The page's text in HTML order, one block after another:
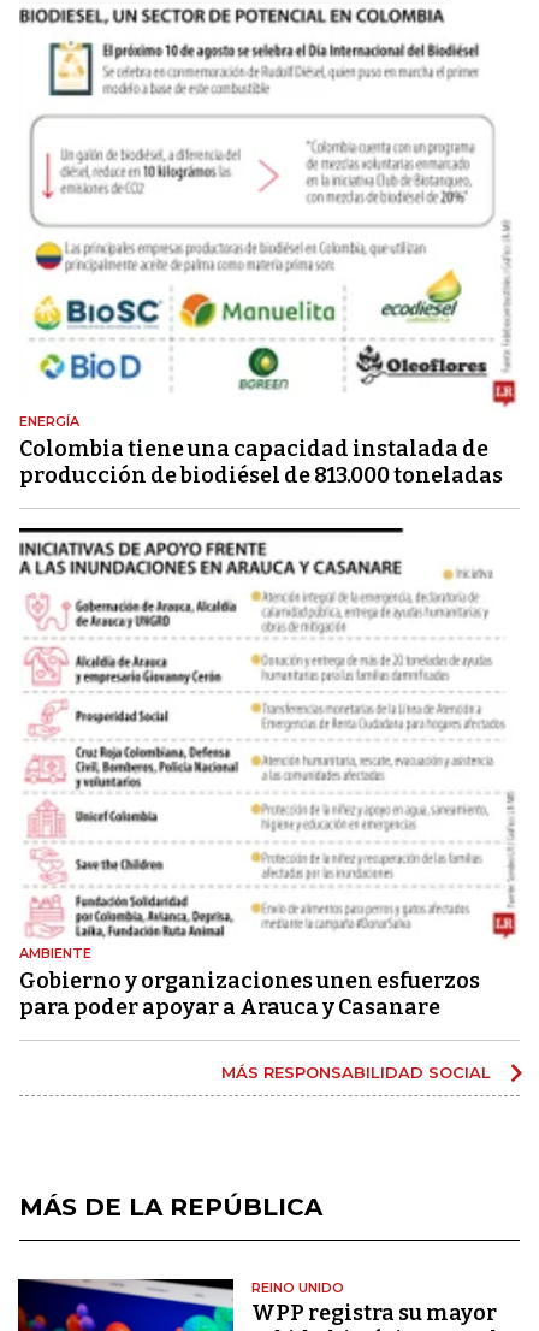
ENERGÍA
Colombia tiene una capacidad instalada de
producción de biodiésel de 813.000 toneladas
AMBIENTE
Gobierno y organizaciones unen esfuerzos
para poder apoyar a Arauca y Casanare
MÁS RESPONSABILIDAD SOCIAL
MÁS DE LA REPÚBLICA
REINO UNIDO
WPP registra su mayor